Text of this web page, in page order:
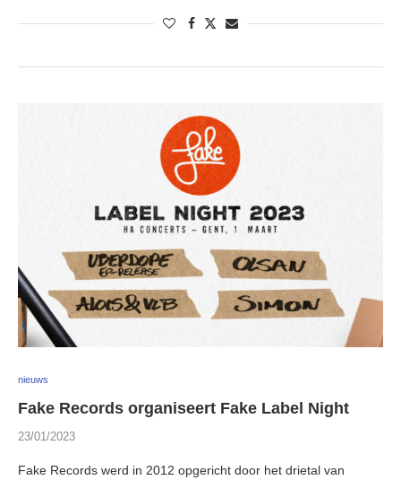
nieuws
Fake Records organiseert Fake Label Night
23/01/2023
Fake Records werd in 2012 opgericht door het drietal van